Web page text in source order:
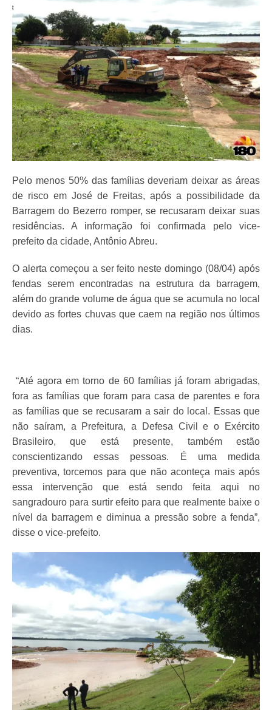
Pelo menos 50% das famílias deveriam deixar as áreas
de risco em José de Freitas, após a possibilidade da
Barragem do Bezerro romper, se recusaram deixar suas
residências. A informação foi confirmada pelo vice-
prefeito da cidade, Antônio Abreu.
O alerta começou a ser feito neste domingo (08/04) após
fendas serem encontradas na estrutura da barragem,
além do grande volume de água que se acumula no local
devido as fortes chuvas que caem na região nos últimos
dias.
“Até agora em torno de 60 famílias já foram abrigadas,
fora as famílias que foram para casa de parentes e fora
as famílias que se recusaram a sair do local. Essas que
não saíram, a Prefeitura, a Defesa Civil e o Exército
Brasileiro, que está presente, também estão
conscientizando essas pessoas. É uma medida
preventiva, torcemos para que não aconteça mais após
essa intervenção que está sendo feita aqui no
sangradouro para surtir efeito para que realmente baixe o
nível da barragem e diminua a pressão sobre a fenda”,
disse o vice-prefeito.